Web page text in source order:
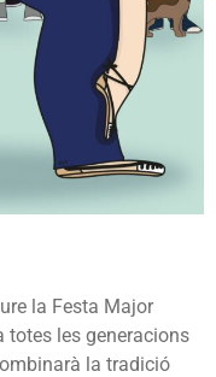
la Festa Major
totes les generacions
la tradició